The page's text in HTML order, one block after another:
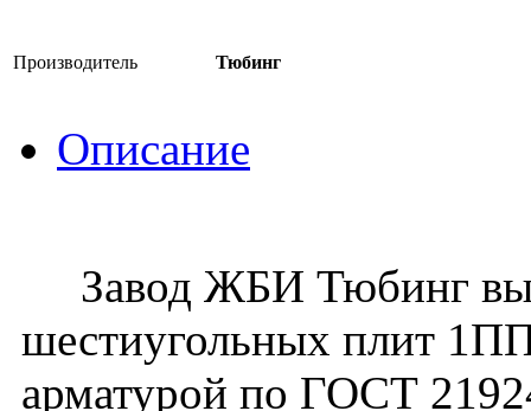
Производитель Тюбинг
Описание
Завод ЖБИ Тюбинг
шестиугольных плит
арматурой по ГОСТ